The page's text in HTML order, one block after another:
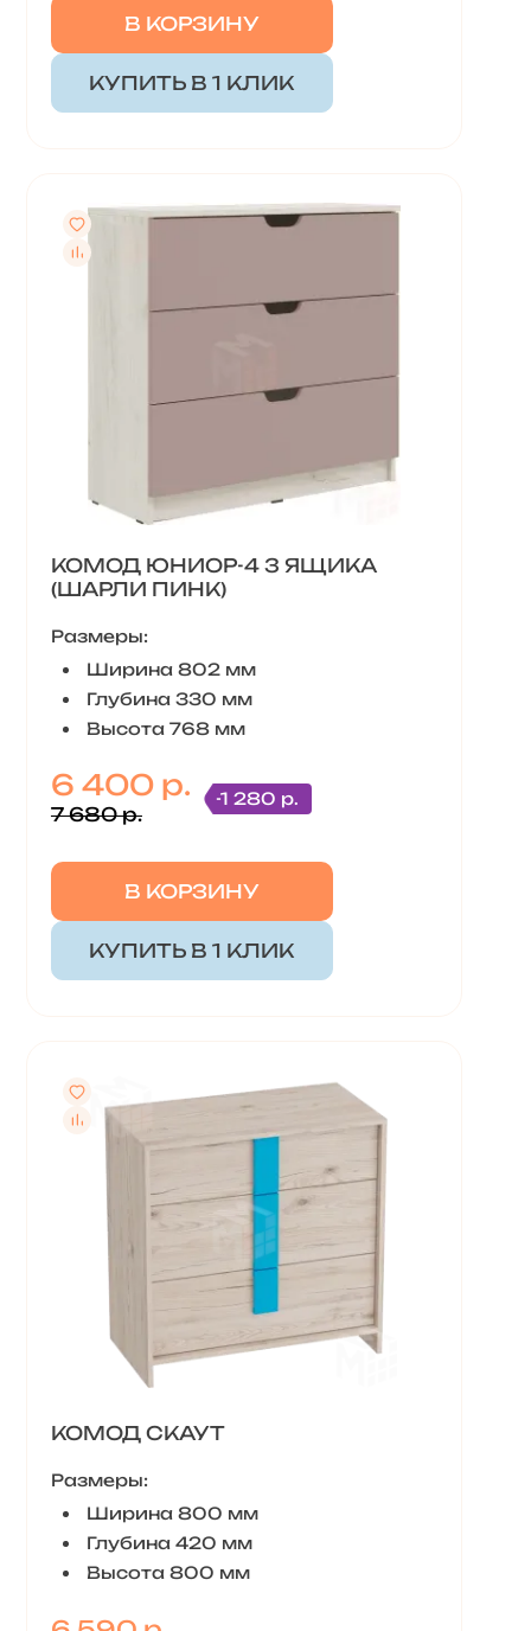
В КОРЗИНУ
КУПИТЬ В 1 КЛИК
КОМОД ЮНИОР-4 3 ЯЩИКА
(ШАРЛИ ПИНК)
Размеры:
Ширина 802 мм
Глубина 330 мм
Высота 768 мм
6 400 р.
7 680 р.
-1 280 р.
В КОРЗИНУ
КУПИТЬ В 1 КЛИК
КОМОД СКАУТ
Размеры:
Ширина 800 мм
Глубина 420 мм
Высота 800 мм